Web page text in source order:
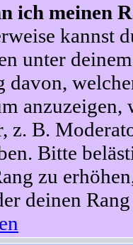
ich meinen
kannst
unter
davon,
z. B.
Bitte
zu
deinen